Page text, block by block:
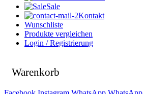
Sale
Kontakt
Wunschliste
Produkte vergleichen
Login / Registrierung
Warenkorb